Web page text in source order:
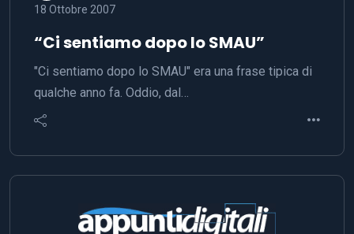
18 Ottobre 2007
“Ci sentiamo dopo lo SMAU”
"Ci sentiamo dopo lo SMAU" era una frase tipica di
qualche anno fa. Oddio, dal…